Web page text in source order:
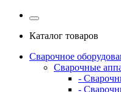
Каталог товаров
Сварочное
Сварочные
-
-